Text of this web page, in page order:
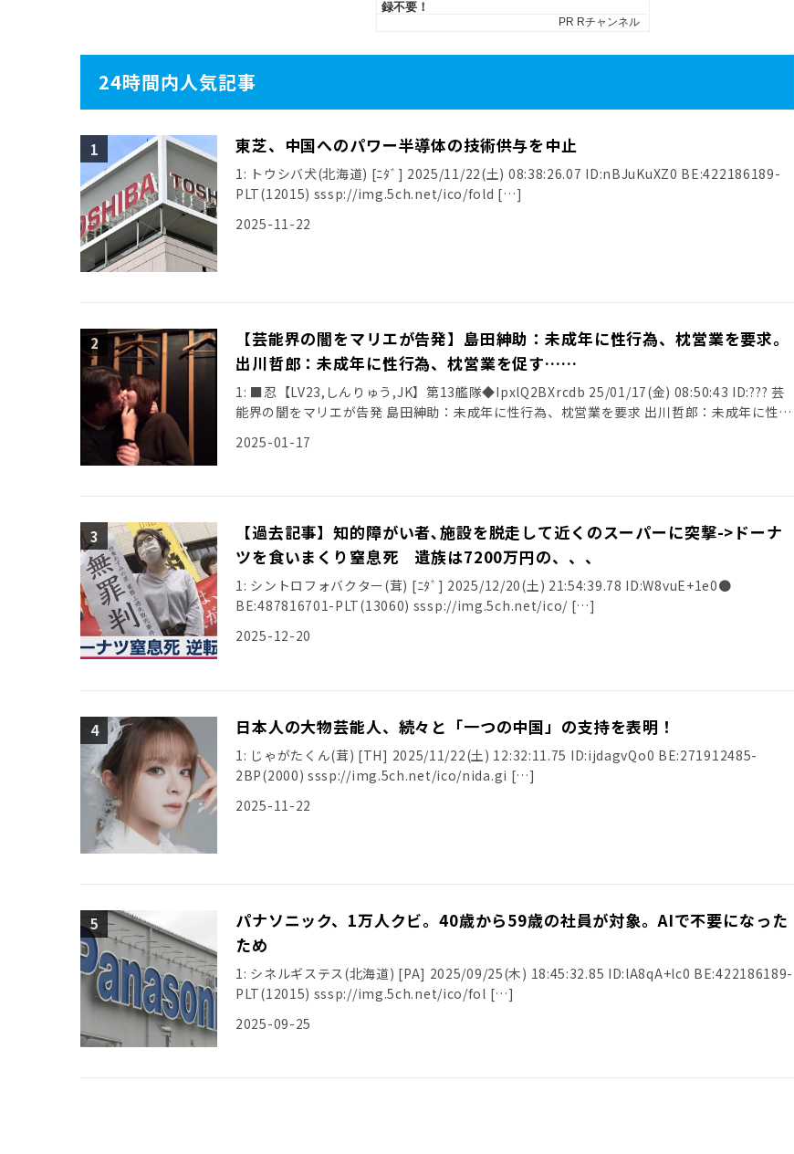
24時間内人気記事
東芝、中国へのパワー半導体の技術供与を中止
1: トウシバ犬(北海道) [ﾆﾀﾞ] 2025/11/22(土) 08:38:26.07 ID:nBJuKuXZ0 BE:422186189-
PLT(12015) sssp://img.5ch.net/ico/fold […]
2025-11-22
【芸能界の闇をマリエが告発】島田紳助：未成年に性行為、枕営業を要求。
出川哲郎：未成年に性行為、枕営業を促す……
1: ■忍【LV23,しんりゅう,JK】第13艦隊◆IpxlQ2BXrcdb 25/01/17(金) 08:50:43 ID:??? 芸
能界の闇をマリエが告発 島田紳助：未成年に性行為、枕営業を要求 出川哲郎：未成年に性
2025-01-17
【過去記事】知的障がい者､施設を脱走して近くのスーパーに突撃->ドーナ
ツを食いまくり窒息死 遺族は7200万円の、、、
1: シントロフォバクター(茸) [ﾆﾀﾞ] 2025/12/20(土) 21:54:39.78 ID:W8vuE+1e0●
BE:487816701-PLT(13060) sssp://img.5ch.net/ico/ […]
2025-12-20
日本人の大物芸能人、続々と「一つの中国」の支持を表明！
1: じゃがたくん(茸) [TH] 2025/11/22(土) 12:32:11.75 ID:ijdagvQo0 BE:271912485-
2BP(2000) sssp://img.5ch.net/ico/nida.gi […]
2025-11-22
パナソニック、1万人クビ。40歳から59歳の社員が対象。AIで不要になった
ため
1: シネルギステス(北海道) [PA] 2025/09/25(木) 18:45:32.85 ID:lA8qA+lc0 BE:422186189-
PLT(12015) sssp://img.5ch.net/ico/fol […]
2025-09-25